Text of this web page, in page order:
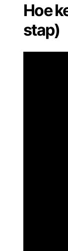
Hoe
stap)